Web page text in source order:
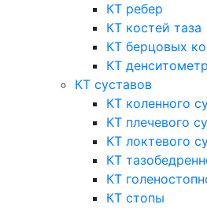
КТ ребер
КТ костей таза
КТ берцовых
КТ
КТ суставов
КТ коленного
КТ плечевого
КТ локтевого
КТ
КТ
КТ стопы